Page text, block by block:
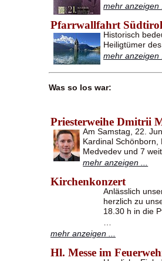
mehr anzeigen
Pfarrwallfahrt Südtirol
Historisch
Heiligtümer
mehr anzeigen
Was so los war:
Priesterweihe Dmitrii
Am Samstag, 22.
Kardinal
Medvedev und 7
mehr anzeigen ...
Kirchenkonzert
Anlässlich
herzlich zu
18.30 h in die
mehr anzeigen ...
Hl. Messe im